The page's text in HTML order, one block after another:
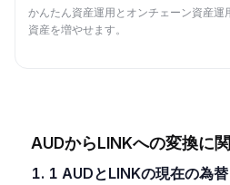
かんたん資産運用とオンチェーン資産運
資産を増やせます。
AUDからLINKへの変換に
1. 1 AUDとLINKの現在の為替レートはいくらで